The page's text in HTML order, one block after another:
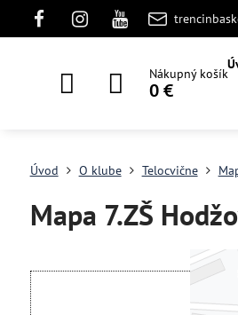
Nákupný košík
0 €
Úvod O klube Telocvične
Mapa 7.ZŠ